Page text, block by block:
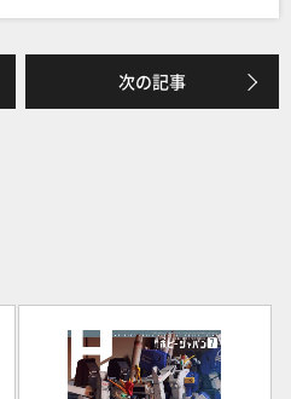
e
次の記事